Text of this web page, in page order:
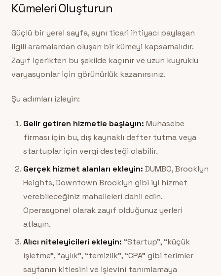
Kümeleri Oluşturun
Güçlü bir yerel sayfa, aynı ticari ihtiyacı paylaşan
ilgili aramalardan oluşan bir kümeyi kapsamalıdır.
Zayıf içerikten bu şekilde kaçınır ve uzun kuyruklu
varyasyonlar için görünürlük kazanırsınız.
Şu adımları izleyin:
Gelir getiren hizmetle başlayın: Muhasebe
firması için bu, dış kaynaklı defter tutma veya
startuplar için vergi desteği olabilir.
Gerçek hizmet alanları ekleyin: DUMBO, Brooklyn
Heights, Downtown Brooklyn gibi iyi hizmet
verebileceğiniz mahalleleri dahil edin.
Operasyonel olarak zayıf olduğunuz yerleri
atlayın.
Alıcı niteleyicileri ekleyin: “Startup”, “küçük
işletme”, “aylık”, “temizlik”, “CPA” gibi terimler
sayfanın kitlesini ve işlevini tanımlamaya